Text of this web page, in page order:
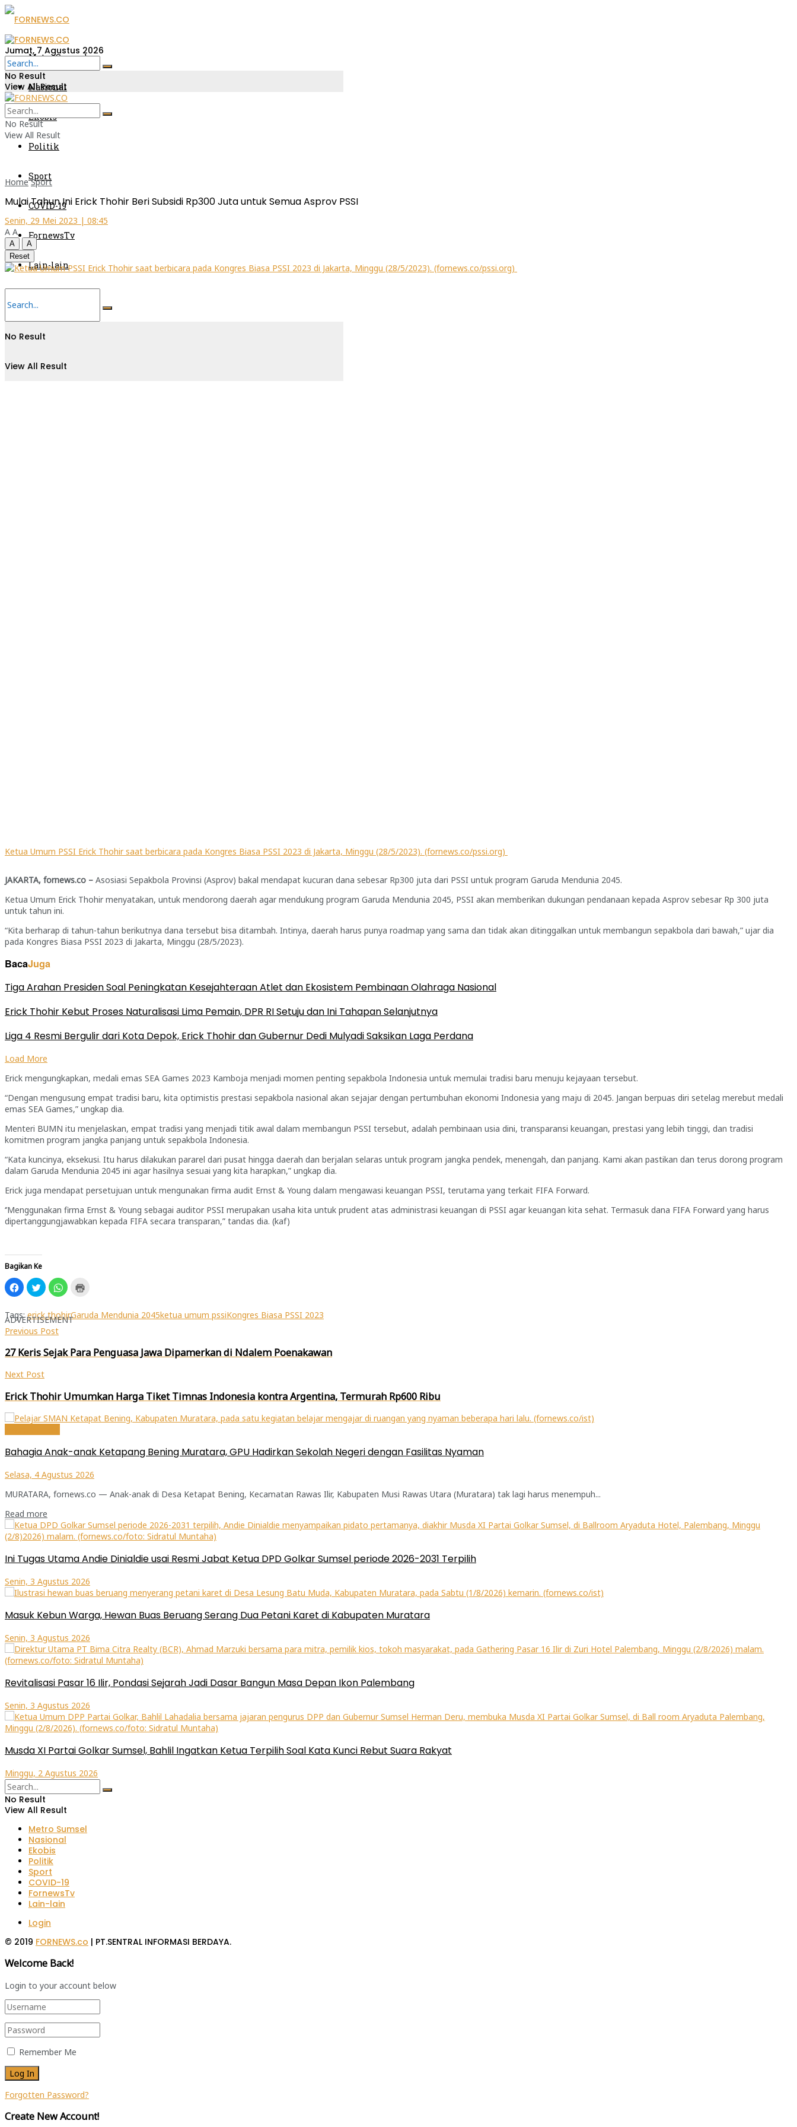
Metro Sumsel
Nasional
Ekobis
Politik
Sport
COVID-19
FornewsTv
Lain-lain
No Result
View All Result
Jumat, 7 Agustus 2026
No Result
View All Result
No Result
View All Result
Home Sport
Mulai Tahun Ini Erick Thohir Beri Subsidi Rp300 Juta untuk Semua Asprov PSSI
Senin, 29 Mei 2023 | 08:45
A A
A
A
Reset
Ketua Umum PSSI Erick Thohir saat berbicara pada Kongres Biasa PSSI 2023 di Jakarta, Minggu (28/5/2023). (fornews.co/pssi.org)
JAKARTA, fornews.co – Asosiasi Sepakbola Provinsi (Asprov) bakal mendapat kucuran dana sebesar Rp300 juta dari PSSI untuk program Garuda Mendunia 2045.
Ketua Umum Erick Thohir menyatakan, untuk mendorong daerah agar mendukung program Garuda Mendunia 2045, PSSI akan memberikan dukungan pendanaan kepada Asprov sebesar Rp 300 juta
untuk tahun ini.
“Kita berharap di tahun-tahun berikutnya dana tersebut bisa ditambah. Intinya, daerah harus punya roadmap yang sama dan tidak akan ditinggalkan untuk membangun sepakbola dari bawah,” ujar dia
pada Kongres Biasa PSSI 2023 di Jakarta, Minggu (28/5/2023).
BacaJuga
Tiga Arahan Presiden Soal Peningkatan Kesejahteraan Atlet dan Ekosistem Pembinaan Olahraga Nasional
Erick Thohir Kebut Proses Naturalisasi Lima Pemain, DPR RI Setuju dan Ini Tahapan Selanjutnya
Liga 4 Resmi Bergulir dari Kota Depok, Erick Thohir dan Gubernur Dedi Mulyadi Saksikan Laga Perdana
Load More
Erick mengungkapkan, medali emas SEA Games 2023 Kamboja menjadi momen penting sepakbola Indonesia untuk memulai tradisi baru menuju kejayaan tersebut.
“Dengan mengusung empat tradisi baru, kita optimistis prestasi sepakbola nasional akan sejajar dengan pertumbuhan ekonomi Indonesia yang maju di 2045. Jangan berpuas diri setelag merebut medali
emas SEA Games,” ungkap dia.
Menteri BUMN itu menjelaskan, empat tradisi yang menjadi titik awal dalam membangun PSSI tersebut, adalah pembinaan usia dini, transparansi keuangan, prestasi yang lebih tinggi, dan tradisi
komitmen program jangka panjang untuk sepakbola Indonesia.
“Kata kuncinya, eksekusi. Itu harus dilakukan pararel dari pusat hingga daerah dan berjalan selaras untuk program jangka pendek, menengah, dan panjang. Kami akan pastikan dan terus dorong program
dalam Garuda Mendunia 2045 ini agar hasilnya sesuai yang kita harapkan,” ungkap dia.
Erick juga mendapat persetujuan untuk mengunakan firma audit Ernst & Young dalam mengawasi keuangan PSSI, terutama yang terkait FIFA Forward.
‘’Menggunakan firma Ernst & Young sebagai auditor PSSI merupakan usaha kita untuk prudent atas administrasi keuangan di PSSI agar keuangan kita sehat. Termasuk dana FIFA Forward yang harus
dipertanggungjawabkan kepada FIFA secara transparan,” tandas dia. (kaf)
Bagikan Ke
Klik
untuk
membagikan
Facebook(Membuka
di
jendela
yang
Klik
untuk
berbagi
Twitter(Membuka
di
jendela
yang
Klik
untuk
WhatsApp(Membuka
di
jendela
yang
Tags: erick thohirGaruda Mendunia 2045ketua umum pssiKongres Biasa PSSI 2023
ADVERTISEMENT
Previous Post
27 Keris Sejak Para Penguasa Jawa Dipamerkan di Ndalem Poenakawan
Next Post
Erick Thohir Umumkan Harga Tiket Timnas Indonesia kontra Argentina, Termurah Rp600 Ribu
Bahagia Anak-anak Ketapang Bening Muratara, GPU Hadirkan Sekolah Negeri dengan Fasilitas Nyaman
Selasa, 4 Agustus 2026
MURATARA, fornews.co — Anak-anak di Desa Ketapat Bening, Kecamatan Rawas Ilir, Kabupaten Musi Rawas Utara (Muratara) tak lagi harus menempuh...
Read more
Ini Tugas Utama Andie Dinialdie usai Resmi Jabat Ketua DPD Golkar Sumsel periode 2026-2031 Terpilih
Senin, 3 Agustus 2026
Masuk Kebun Warga, Hewan Buas Beruang Serang Dua Petani Karet di Kabupaten Muratara
Senin, 3 Agustus 2026
Revitalisasi Pasar 16 Ilir, Pondasi Sejarah Jadi Dasar Bangun Masa Depan Ikon Palembang
Senin, 3 Agustus 2026
Musda XI Partai Golkar Sumsel, Bahlil Ingatkan Ketua Terpilih Soal Kata Kunci Rebut Suara Rakyat
Minggu, 2 Agustus 2026
No Result
View All Result
Metro Sumsel
Nasional
Ekobis
Politik
Sport
COVID-19
FornewsTv
Lain-lain
Login
© 2019 FORNEWS.co | PT.SENTRAL INFORMASI BERDAYA.
Welcome Back!
Login to your account below
Remember Me
Forgotten Password?
Create New Account!